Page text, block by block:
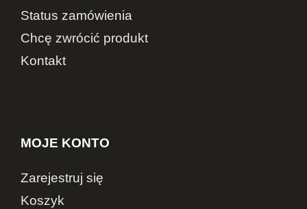
Status zamówienia
Chcę zwrócić produkt
Kontakt
MOJE KONTO
Zarejestruj się
Koszyk